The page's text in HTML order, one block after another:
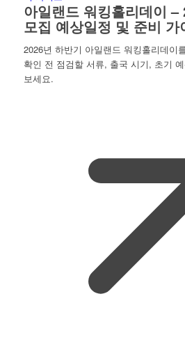
아일랜드 워킹홀리데이 –
모집 예상일정 및 준비 가
2026년 하반기 아일랜드 워킹홀리데이
확인 전 점검할 서류, 출국 시기, 초기
보세요.